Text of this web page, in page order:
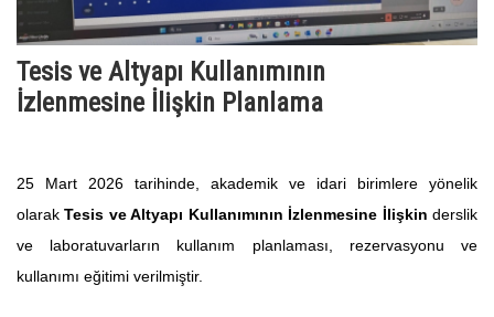
Tesis ve Altyapı Kullanımının
İzlenmesine İlişkin Planlama
25 Mart 2026 tarihinde, akademik ve idari birimlere yönelik
olarakTesis ve Altyapı Kullanımının İzlenmesine İlişkin derslik
ve laboratuvarların kullanım planlaması, rezervasyonu ve
kullanımı eğitimi verilmiştir.